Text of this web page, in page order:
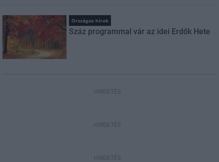
Országos hírek
Száz programmal vár az idei Erdők Hete
HIRDETÉS
HIRDETÉS
HIRDETÉS